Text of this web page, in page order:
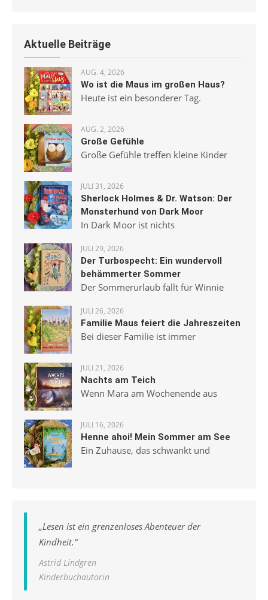
Aktuelle Beiträge
AUG. 4, 2026
Wo ist die Maus im großen Haus?
Heute ist ein besonderer Tag.
AUG. 2, 2026
Große Gefühle
Große Gefühle treffen kleine Kinder
JULI 31, 2026
Sherlock Holmes & Dr. Watson: Der
Monsterhund von Dark Moor
In Dark Moor ist nichts
JULI 29, 2026
Der Turbospecht: Ein wundervoll
behämmerter Sommer
Der Sommerurlaub fällt für Winnie
JULI 26, 2026
Familie Maus feiert die Jahreszeiten
Bei dieser Familie ist immer
JULI 21, 2026
Nachts am Teich
Wenn Mara am Wochenende aus
JULI 16, 2026
Henne ahoi! Mein Sommer am See
Ein Zuhause, das schwankt und
„Lesen ist ein grenzenloses Abenteuer der
Kindheit.“
Astrid Lindgren
Kinderbuchautorin